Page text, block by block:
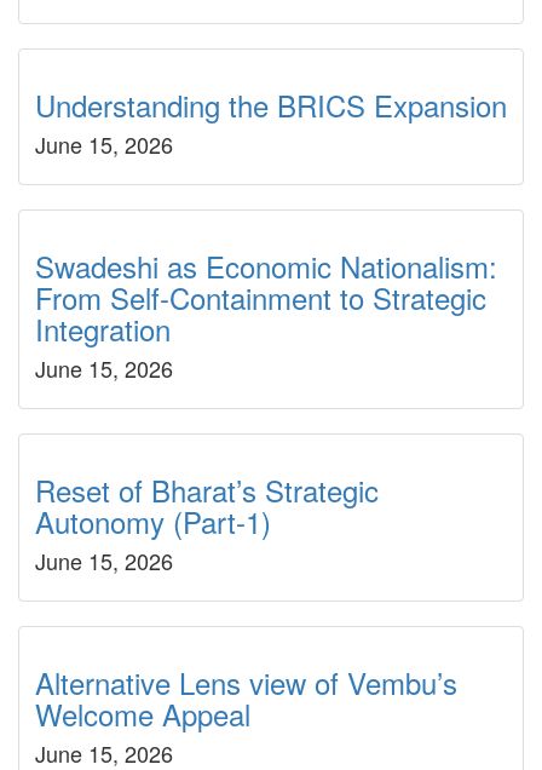
Understanding the BRICS Expansion
June 15, 2026
Swadeshi as Economic Nationalism:
From Self-Containment to Strategic
Integration
June 15, 2026
Reset of Bharat’s Strategic
Autonomy (Part-1)
June 15, 2026
Alternative Lens view of Vembu’s
Welcome Appeal
June 15, 2026